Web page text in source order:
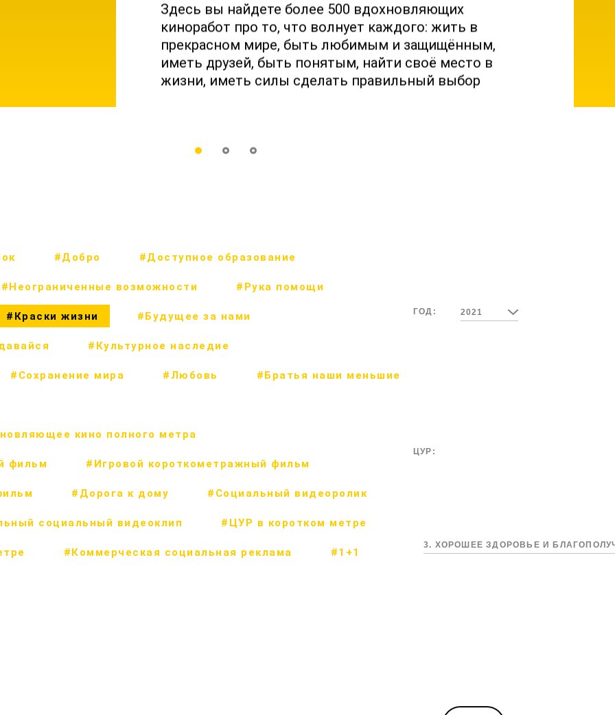
Здесь вы найдете более 500 вдохновляющих
киноработ про то, что волнует каждого: жить в
прекрасном мире, быть любимым и защищённым,
иметь друзей, быть понятым, найти своё место в
жизни, иметь силы сделать правильный выбор
#Добро #Доступное образование
#Неограниченные возможности #Рука помощи
#Краски жизни #Будущее за нами
#Культурное наследие
#Сохранение мира #Любовь #Братья наши меньшие
ГОД: 2021
кино полного метра
фильм #Игровой короткометражный фильм
#Дорога к дому #Социальный видеоролик
социальный видеоклип #ЦУР в коротком метре
#Коммерческая социальная реклама #1+1
ЦУР:
3. ХОРОШЕЕ ЗДОРОВЬЕ И